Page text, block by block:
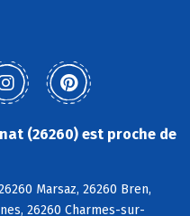
(26260) est proche de
Marsaz, 26260 Bren,
26260 Charmes-sur-